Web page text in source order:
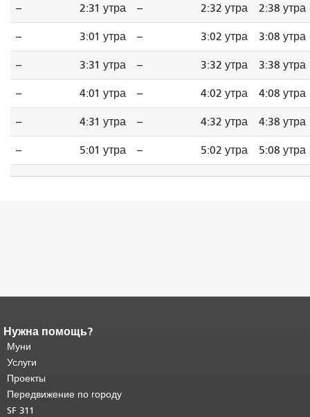
-- 2:31 утра -- 2:32 утра 2:38 утра
-- 3:01 утра -- 3:02 утра 3:08 утра
-- 3:31 утра -- 3:32 утра 3:38 утра
-- 4:01 утра -- 4:02 утра 4:08 утра
-- 4:31 утра -- 4:32 утра 4:38 утра
-- 5:01 утра -- 5:02 утра 5:08 утра
Конец содержимого
страницы.
страницы повторяется на каждой
странице.
основного содержимого .
Нужна помощь?
Муни
Услуги
Проекты
Передвижение по городу
SF 311